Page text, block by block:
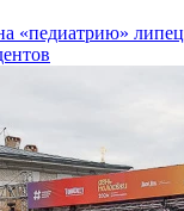
«педиатрию»